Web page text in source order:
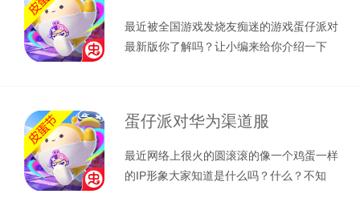
最近被全国游戏发烧友痴迷的游戏蛋仔派对
最新版你了解吗？让小编来给你介绍一下
蛋仔派对华为渠道服
最近网络上很火的圆滚滚的像一个鸡蛋一样
的IP形象大家知道是什么吗？什么？不知